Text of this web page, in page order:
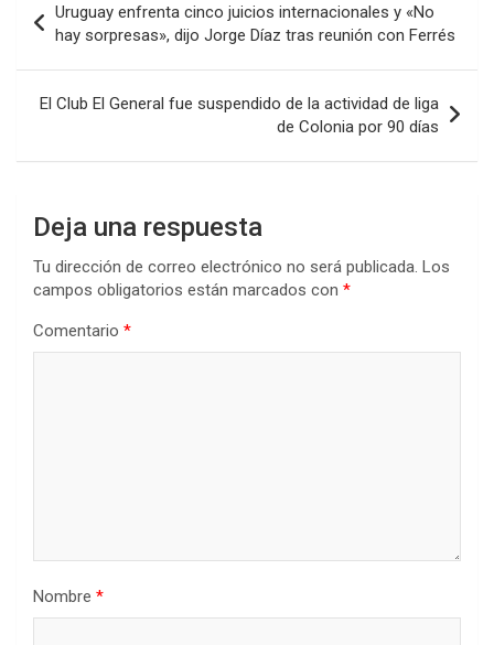
o
o
k
A
p
p
n
ar
tir
de
entradas
Uruguay enfrenta cinco juicios internacionales y «No
hay sorpresas», dijo Jorge Díaz tras reunión con Ferrés
El Club El General fue suspendido de la actividad de liga
de Colonia por 90 días
Deja una respuesta
Tu dirección de correo electrónico no será publicada. Los
campos obligatorios están marcados con *
Comentario *
Nombre *